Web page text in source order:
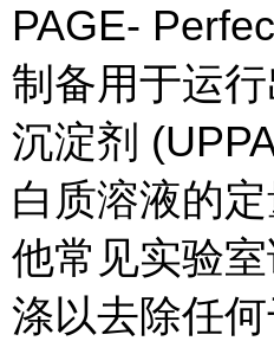
PAGE-
制备用于运
沉淀剂
白质溶液的
他常见实验
涤以去除任